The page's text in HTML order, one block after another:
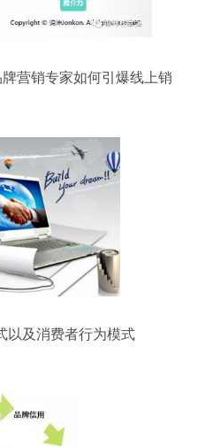
营销专家如何引爆线上销
以及消费者行为模式